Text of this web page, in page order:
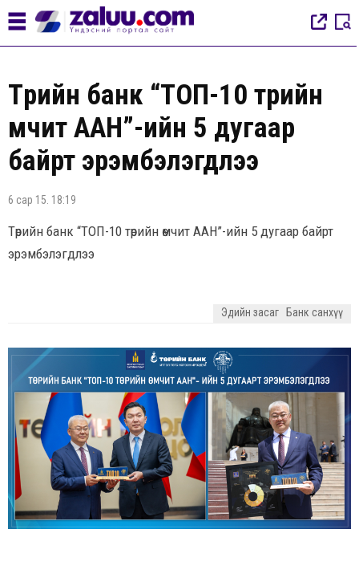
Төрийн банк “ТОП-10 төрийн
өмчит ААН”-ийн 5 дугаар
байрт эрэмбэлэгдлээ
6 сар 15. 18:19
Төрийн банк “ТОП-10 төрийн өмчит ААН”-ийн 5 дугаар байрт
эрэмбэлэгдлээ
Эдийн засаг Банк санхүү